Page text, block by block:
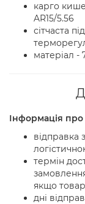
карго
AR15/5.56
сітчаста
матеріал -
Інформація
відправка
термін
якщо
дні